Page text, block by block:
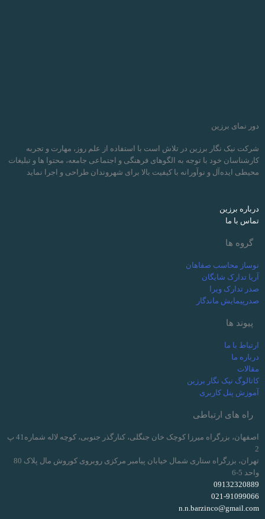
دور نمای برزین
شرکت نیک نگار برزین در تلاش است با استفاده از علم روز، مهارت و تجربه
کارشناسان خود با توجه به الگوهای فرهنگی و اجتماعی جامعه، محتوا ها و تبلیغات
محیطی ایده‌آل و نوآورانه با کیفیت بالا برای شهروندان طراحی و اجرا نماید
درباره برزین
تماس با ما
گروه ها
نوساز محاسب صفاهان
آریا تدارک شایگان
صدر تدارک ویرا
صدرپیمایش ماندگار
پیوند ها
ارتباط با ما
درباره ما
مقالات
کاتالوگ نیک نگار برزین
آموزش پنل کاربری
راه های ارتباطی
اصفهان، بزرگراه میرزا کوچک خان جنگلی، کنارگذر جنوبی، کوچه لاله شماره41 پ
تهران، بزرگراه ستاری شمال خیابان پیامبر مرکزی روبروی کوروش مال پلاک 80
واحد 5-6
09132320889
021-91099066
n.n.barzinco@gmail.com